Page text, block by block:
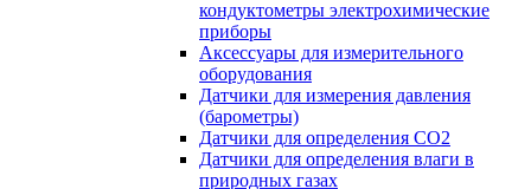
кондуктометры электрохимические
приборы
Аксессуары для измерительного
оборудования
Датчики для измерения давления
(барометры)
Датчики для определения CO2
Датчики для определения влаги в
природных газах